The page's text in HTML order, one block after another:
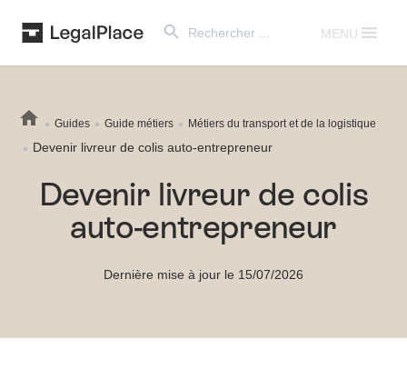
for:
MENU
Guides Guide métiers Métiers du transport et de la logistique
Devenir livreur de colis auto-entrepreneur
Devenir livreur de colis
auto-entrepreneur
Dernière mise à jour le 15/07/2026